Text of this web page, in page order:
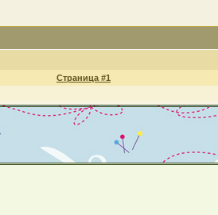
Страница #1